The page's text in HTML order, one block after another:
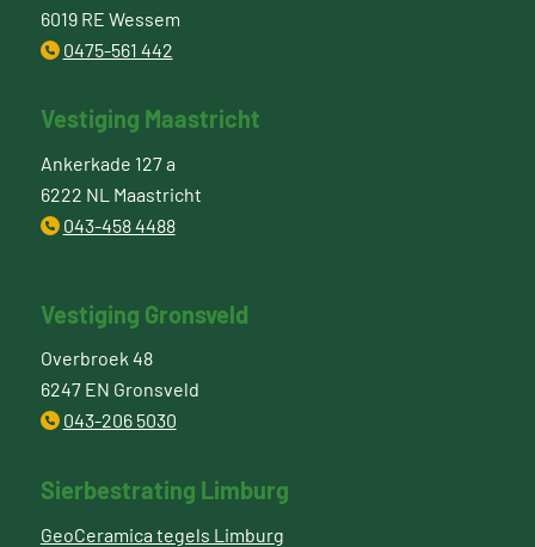
6019 RE Wessem
0475-561 442
Vestiging Maastricht
Ankerkade 127 a
6222 NL Maastricht
043-458 4488
Vestiging Gronsveld
Overbroek 48
6247 EN Gronsveld
043-206 5030
Sierbestrating Limburg
GeoCeramica tegels Limburg